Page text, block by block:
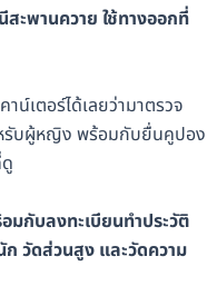
ะพานควาย ใช้ทางออกที่
น์เตอร์ได้เลยว่ามาตรวจ
รับผู้หญิง พร้อมกับยื่นคูปอง
มกับลงทะเบียนทำประวัติ
วัดส่วนสูง และวัดความ